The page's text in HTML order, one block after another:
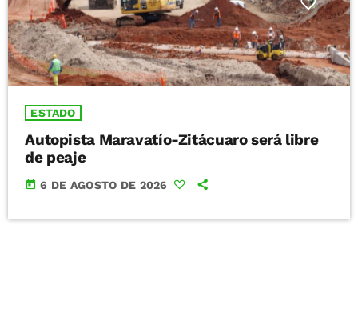
ESTADO
Autopista Maravatío-Zitácuaro será libre
de peaje
today 6 DE AGOSTO DE 2026